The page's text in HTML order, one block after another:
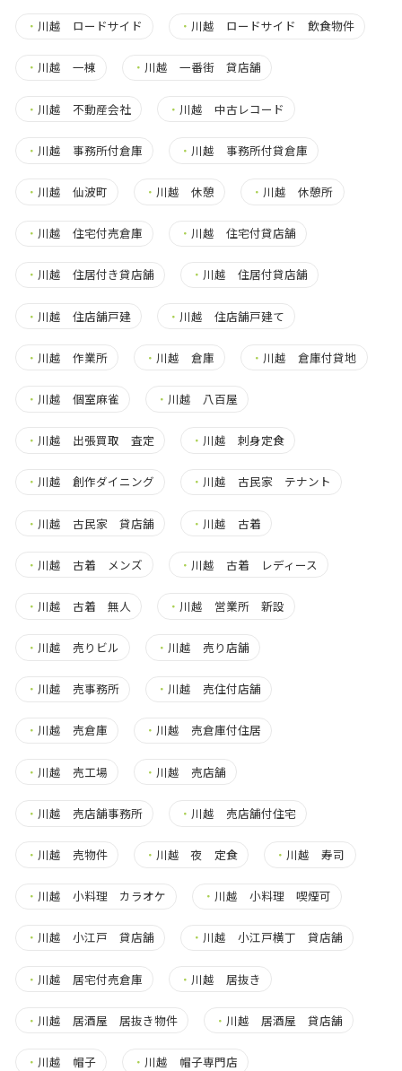
・ 川越 ロードサイド ・ 川越 ロードサイド 飲食物件
・ 川越 一棟 ・ 川越 一番街 貸店舗
・ 川越 不動産会社 ・ 川越 中古レコード
・ 川越 事務所付倉庫 ・ 川越 事務所付貸倉庫
・ 川越 仙波町 ・ 川越 休憩 ・ 川越 休憩所
・ 川越 住宅付売倉庫 ・ 川越 住宅付貸店舗
・ 川越 住居付き貸店舗 ・ 川越 住居付貸店舗
・ 川越 住店舗戸建 ・ 川越 住店舗戸建て
・ 川越 作業所 ・ 川越 倉庫 ・ 川越 倉庫付貸地
・ 川越 個室麻雀 ・ 川越 八百屋
・ 川越 出張買取 査定 ・ 川越 刺身定食
・ 川越 創作ダイニング ・ 川越 古民家 テナント
・ 川越 古民家 貸店舗 ・ 川越 古着
・ 川越 古着 メンズ ・ 川越 古着 レディース
・ 川越 古着 無人 ・ 川越 営業所 新設
・ 川越 売りビル ・ 川越 売り店舗
・ 川越 売事務所 ・ 川越 売住付店舗
・ 川越 売倉庫 ・ 川越 売倉庫付住居
・ 川越 売工場 ・ 川越 売店舗
・ 川越 売店舗事務所 ・ 川越 売店舗付住宅
・ 川越 売物件 ・ 川越 夜 定食 ・ 川越 寿司
・ 川越 小料理 カラオケ ・ 川越 小料理 喫煙可
・ 川越 小江戸 貸店舗 ・ 川越 小江戸横丁 貸店舗
・ 川越 居宅付売倉庫 ・ 川越 居抜き
・ 川越 居酒屋 居抜き物件 ・ 川越 居酒屋 貸店舗
・ 川越 帽子 ・ 川越 帽子専門店